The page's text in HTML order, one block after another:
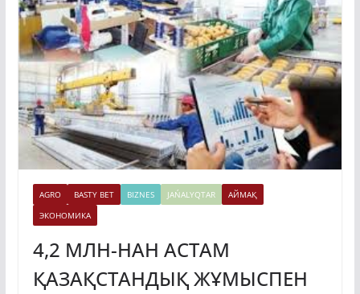
AGRO BASTY BET BIZNES JAŃALYQTAR
АЙМАҚ
ЭКОНОМИКА
4,2 МЛН-НАН АСТАМ
ҚАЗАҚСТАНДЫҚ ЖҰМЫСПЕН